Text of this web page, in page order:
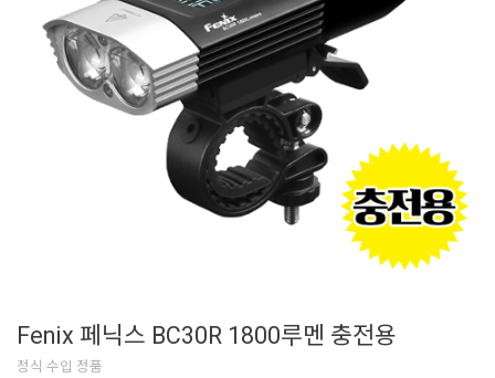
Fenix 페닉스 BC30R 1800루멘 충전용
정식 수입 정품